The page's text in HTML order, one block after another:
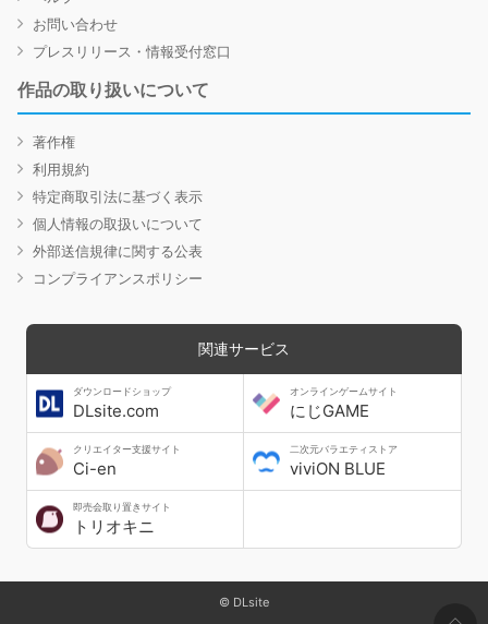
お問い合わせ
プレスリリース・情報受付窓口
作品の取り扱いについて
著作権
利用規約
特定商取引法に基づく表示
個人情報の取扱いについて
外部送信規律に関する公表
コンプライアンスポリシー
関連サービス
ダウンロードショップ
DLsite.com
オンラインゲームサイト
にじGAME
クリエイター支援サイト
Ci-en
二次元バラエティストア
viviON BLUE
即売会取り置きサイト
トリオキニ
© DLsite